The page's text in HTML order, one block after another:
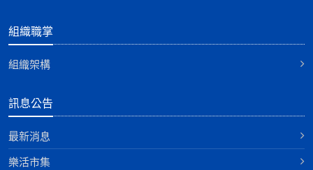
組織職掌
組織架構
訊息公告
最新消息
樂活市集